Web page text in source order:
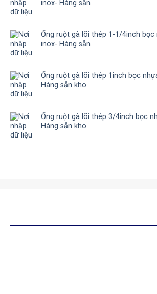
inox- Hàng sẵn
Ống ruột gà lõi thép 1-1/4inch bọc
inox- Hàng sẵn
Ống ruột gà lõi thép 1inch bọc
Hàng sẵn kho
Ống ruột gà lõi thép 3/4inch bọc
Hàng sẵn kho